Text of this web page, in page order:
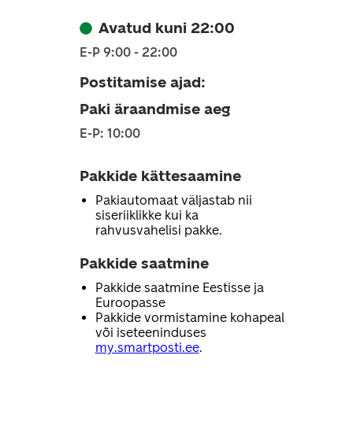
Avatud kuni 22:00
E-P 9:00 - 22:00
Postitamise ajad:
Paki äraandmise aeg
E-P: 10:00
Pakkide kättesaamine
Pakiautomaat väljastab nii
siseriiklikke kui ka
rahvusvahelisi pakke.
Pakkide saatmine
Pakkide saatmine Eestisse ja
Euroopasse
Pakkide vormistamine kohapeal
või iseteeninduses
my.smartposti.ee.